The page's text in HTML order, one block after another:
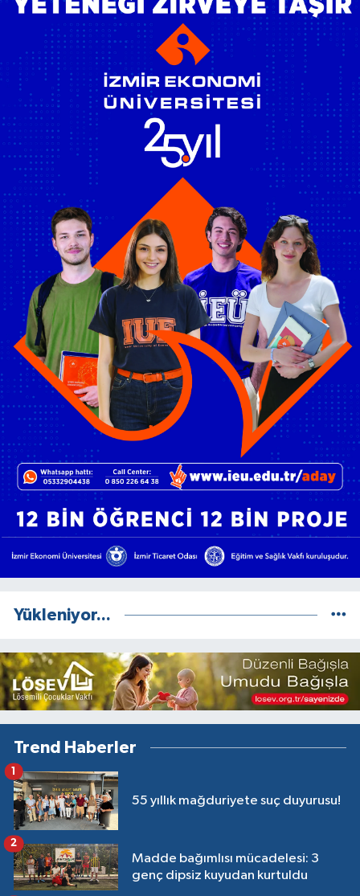
Yükleniyor...
Trend Haberler
55 yıllık mağduriyete suç duyurusu!
1
Madde bağımlısı mücadelesi: 3
genç dipsiz kuyudan kurtuldu
2